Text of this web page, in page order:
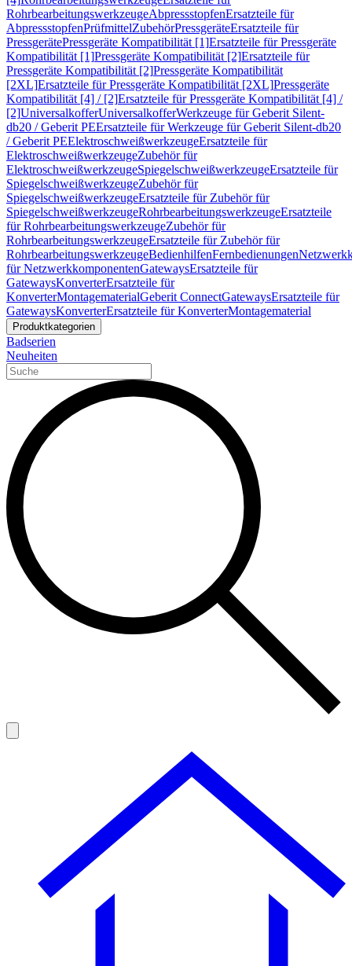
RohrbearbeitungswerkzeugeAbpressstopfenErsatzteile für
AbpressstopfenPrüfmittelZubehörPressgeräteErsatzteile für
PressgerätePressgeräte Kompatibilität [1]Ersatzteile für Pressgeräte
Kompatibilität [1]Pressgeräte Kompatibilität [2]Ersatzteile für
Pressgeräte Kompatibilität [2]Pressgeräte Kompatibilität
[2XL]Ersatzteile für Pressgeräte Kompatibilität [2XL]Pressgeräte
Kompatibilität [4] / [2]Ersatzteile für Pressgeräte Kompatibilität [4] /
[2]UniversalkofferUniversalkofferWerkzeuge für Geberit Silent-
db20 / Geberit PEErsatzteile für Werkzeuge für Geberit Silent-db20
/ Geberit PEElektroschweißwerkzeugeErsatzteile für
ElektroschweißwerkzeugeZubehör für
ElektroschweißwerkzeugeSpiegelschweißwerkzeugeErsatzteile für
SpiegelschweißwerkzeugeZubehör für
SpiegelschweißwerkzeugeErsatzteile für Zubehör für
SpiegelschweißwerkzeugeRohrbearbeitungswerkzeugeErsatzteile
für RohrbearbeitungswerkzeugeZubehör für
RohrbearbeitungswerkzeugeErsatzteile für Zubehör für
RohrbearbeitungswerkzeugeBedienhilfenFernbedienungen
für NetzwerkkomponentenGatewaysErsatzteile für
GatewaysKonverterErsatzteile für
KonverterMontagematerialGeberit ConnectGatewaysErsatzteile für
GatewaysKonverterErsatzteile für KonverterMontagematerial
Produktkategorien
Badserien
Neuheiten